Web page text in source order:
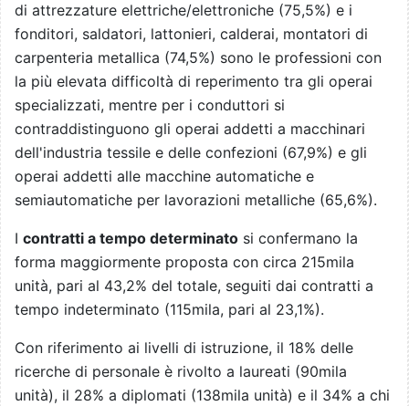
di attrezzature elettriche/elettroniche (75,5%) e i
fonditori, saldatori, lattonieri, calderai, montatori di
carpenteria metallica (74,5%) sono le professioni con
la più elevata difficoltà di reperimento tra gli operai
specializzati, mentre per i conduttori si
contraddistinguono gli operai addetti a macchinari
dell'industria tessile e delle confezioni (67,9%) e gli
operai addetti alle macchine automatiche e
semiautomatiche per lavorazioni metalliche (65,6%).
I contratti a tempo determinato si confermano la
forma maggiormente proposta con circa 215mila
unità, pari al 43,2% del totale, seguiti dai contratti a
tempo indeterminato (115mila, pari al 23,1%).
Con riferimento ai livelli di istruzione, il 18% delle
ricerche di personale è rivolto a laureati (90mila
unità), il 28% a diplomati (138mila unità) e il 34% a chi